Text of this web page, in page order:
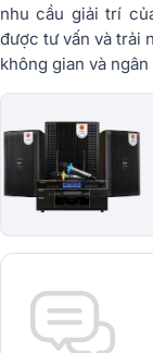
nhu cầu giải trí
được tư vấn và trải
không gian và